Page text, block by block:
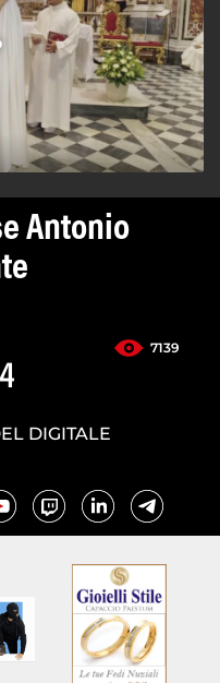
Antonio
7139
DIGITALE